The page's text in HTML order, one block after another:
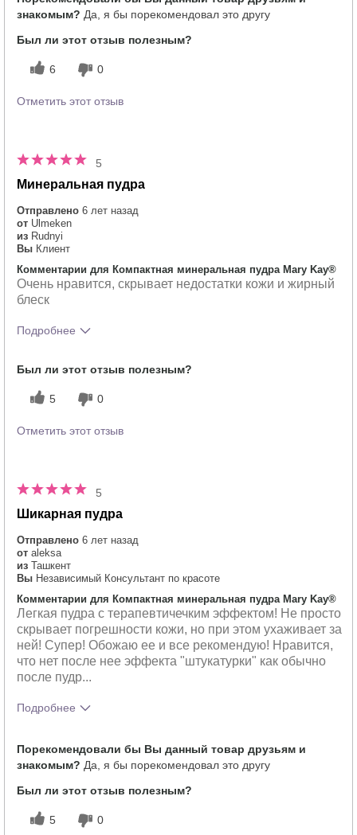
Как отличается опыт использования
этого продукта от декоративной
знакомым? Да, я бы порекомендовал это другу
Был ли этот отзыв полезным?
6 0
Отметить этот отзыв
5
Минеральная пудра
Отправлено 6 лет назад
от Ulmeken
из Rudnyi
Вы Клиент
Комментарии для Компактная минеральная пудра Mary Kay®
Очень нравится, скрывает недостатки кожи и жирный
блеск
Подробнее
продукта?
Как отличается опыт использования
этого продукта от декоративной
Был ли этот отзыв полезным?
5 0
Отметить этот отзыв
5
Шикарная пудра
Отправлено 6 лет назад
от aleksa
из Ташкент
Вы Независимый Консультант по красоте
Комментарии для Компактная минеральная пудра Mary Kay®
Легкая пудра с терапевтичечким эффектом! Не просто
скрывает погрешности кожи, но при этом ухаживает за
ней! Супер! Обожаю ее и все рекомендую! Нравится,
что нет после нее эффекта "штукатурки" как обычно
после пудр...
Подробнее
продукта?
Как отличается опыт использования
этого продукта от декоративной
Порекомендовали бы Вы данный товар друзьям и
знакомым? Да, я бы порекомендовал это другу
Был ли этот отзыв полезным?
5 0